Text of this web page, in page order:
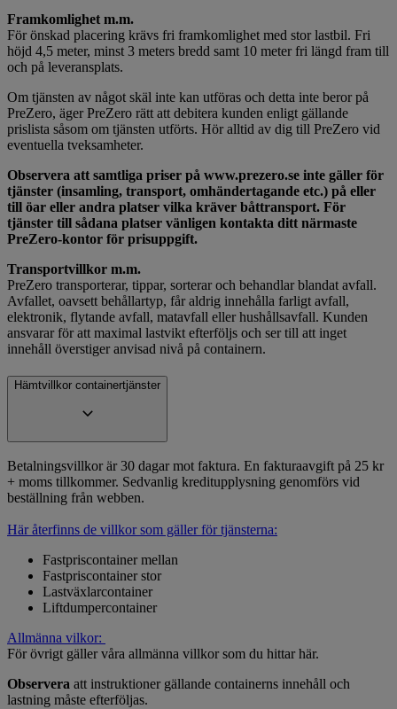
Framkomlighet m.m.
För önskad placering krävs fri framkomlighet med stor lastbil. Fri
höjd 4,5 meter, minst 3 meters bredd samt 10 meter fri längd fram till
och på leveransplats.
Om tjänsten av något skäl inte kan utföras och detta inte beror på
PreZero, äger PreZero rätt att debitera kunden enligt gällande
prislista såsom om tjänsten utförts. Hör alltid av dig till PreZero vid
eventuella tveksamheter.
Observera att samtliga priser på www.prezero.se inte gäller för
tjänster (insamling, transport, omhändertagande etc.) på eller
till öar eller andra platser vilka kräver båttransport. För
tjänster till sådana platser vänligen kontakta ditt närmaste
PreZero-kontor för prisuppgift.
Transportvillkor m.m.
PreZero transporterar, tippar, sorterar och behandlar blandat avfall.
Avfallet, oavsett behållartyp, får aldrig innehålla farligt avfall,
elektronik, flytande avfall, matavfall eller hushållsavfall. Kunden
ansvarar för att maximal lastvikt efterföljs och ser till att inget
innehåll överstiger anvisad nivå på containern.
Hämtvillkor containertjänster
Betalningsvillkor är 30 dagar mot faktura. En fakturaavgift på 25 kr
+ moms tillkommer. Sedvanlig kreditupplysning genomförs vid
beställning från webben.
Här återfinns de villkor som gäller för tjänsterna:
Fastpriscontainer mellan
Fastpriscontainer stor
Lastväxlarcontainer
Liftdumpercontainer
Allmänna vilkor:
För övrigt gäller våra allmänna villkor som du hittar här.
Observera att instruktioner gällande containerns innehåll och
lastning måste efterföljas.